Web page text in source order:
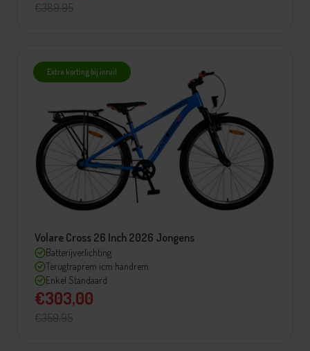
€389,95
Extra korting bij inruil
Volare Cross 26 Inch 2026 Jongens
Batterijverlichting
Terugtraprem icm handrem
Enkel Standaard
€303,00
€359,95